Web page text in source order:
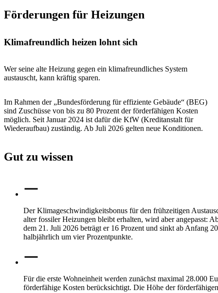
Förderungen für Heizungen
Klimafreundlich heizen lohnt sich
Wer seine alte Heizung gegen ein klimafreundliches System
austauscht, kann kräftig sparen.
Im Rahmen der „Bundesförderung für effiziente Gebäude“ (BEG)
sind Zuschüsse von bis zu 80 Prozent der förderfähigen Kosten
möglich. Seit Januar 2024 ist dafür die KfW (Kreditanstalt für
Wiederaufbau) zuständig. Ab Juli 2026 gelten neue Konditionen.
Gut zu wissen
Der Klimageschwindigkeitsbonus für den frühzeitigen
alter fossiler Heizungen bleibt erhalten, wird aber angepasst:
dem 21. Juli 2026 beträgt er 16 Prozent und sinkt ab Anfang
halbjährlich um vier Prozentpunkte.
Für die erste Wohneinheit werden zunächst maximal 28.000
förderfähige Kosten berücksichtigt. Die Höhe der förderfähigen